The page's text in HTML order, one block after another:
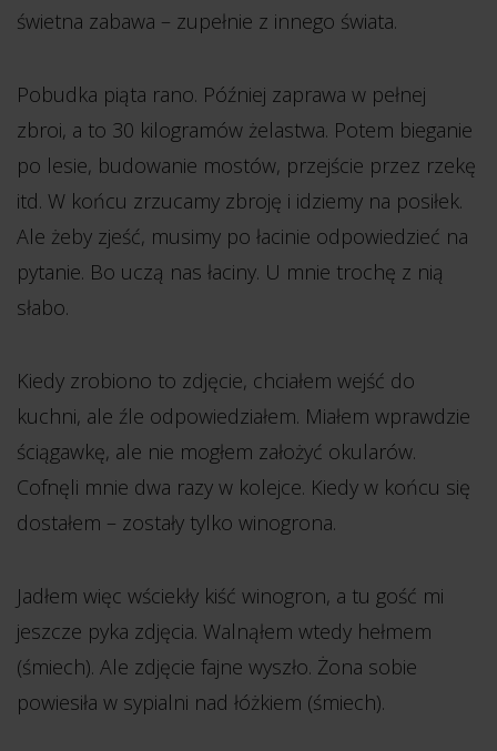
świetna zabawa – zupełnie z innego świata.
Pobudka piąta rano. Później zaprawa w pełnej
zbroi, a to 30 kilogramów żelastwa. Potem bieganie
po lesie, budowanie mostów, przejście przez rzekę
itd. W końcu zrzucamy zbroję i idziemy na posiłek.
Ale żeby zjeść, musimy po łacinie odpowiedzieć na
pytanie. Bo uczą nas łaciny. U mnie trochę z nią
słabo.
Kiedy zrobiono to zdjęcie, chciałem wejść do
kuchni, ale źle odpowiedziałem. Miałem wprawdzie
ściągawkę, ale nie mogłem założyć okularów.
Cofnęli mnie dwa razy w kolejce. Kiedy w końcu się
dostałem – zostały tylko winogrona.
Jadłem więc wściekły kiść winogron, a tu gość mi
jeszcze pyka zdjęcia. Walnąłem wtedy hełmem
(śmiech). Ale zdjęcie fajne wyszło. Żona sobie
powiesiła w sypialni nad łóżkiem (śmiech).